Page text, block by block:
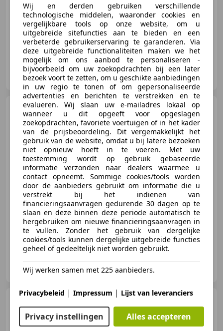
09/2018 104.538 km Diesel
100 kW (136 PK)
Autobedrijf Veste B.V.
NL-6042 EN ROERMOND
Mercedes-Benz Vito114
CDI Lang | EX BTW |
Achteruitrijcamera | Carpl
€ 27.500
Excl. BTW
10/2024 43.100 km Diesel
100 kW (136 PK)
NL-2141 AN VIJFHUIZEN
Mercedes-Benz Vito
190PK CDI | Aut. | L2H1 |
Trekhaak | Camera | Clim
Wij en derden gebruiken verschillende
technologische middelen, waaronder cookies en
vergelijkbare tools op onze website, om u
uitgebreide sitefuncties aan te bieden en een
verbeterde gebruikerservaring te garanderen. Via
deze uitgebreide functionaliteiten maken we het
mogelijk om ons aanbod te personaliseren -
bijvoorbeeld om uw zoekopdrachten bij een later
bezoek voort te zetten, om u geschikte aanbiedingen
in uw regio te tonen of om gepersonaliseerde
advertenties en berichten te verstrekken en te
evalueren. Wij slaan uw e-mailadres lokaal op
wanneer u dit opgeeft voor opgeslagen
zoekopdrachten, favoriete voertuigen of in het kader
van de prijsbeoordeling. Dit vergemakkelijkt het
gebruik van de website, omdat u bij latere bezoeken
niet opnieuw hoeft in te voeren. Met uw
toestemming wordt op gebruik gebaseerde
informatie verzonden naar dealers waarmee u
contact opneemt. Sommige cookies/tools worden
door de aanbieders gebruikt om informatie die u
verstrekt bij het indienen van
financieringsaanvragen gedurende 30 dagen op te
slaan en deze binnen deze periode automatisch te
hergebruiken om nieuwe financieringsaanvragen in
te vullen. Zonder het gebruik van dergelijke
cookies/tools kunnen dergelijke uitgebreide functies
geheel of gedeeltelijk niet worden gebruikt.
Wij werken samen met 225 aanbieders.
Privacybeleid | Impressum | Lijst van leveranciers
Privacy instellingen Alles accepteren